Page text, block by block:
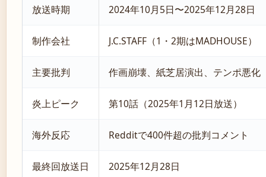
放送時期 2024年10月5日〜2025年12月28日
制作会社 J.C.STAFF（1・2期はMADHOUSE）
主要批判 作画崩壊、紙芝居演出、テンポ悪化
炎上ピーク 第10話（2025年1月12日放送）
海外反応 Redditで400件超の批判コメント
最終回放送日 2025年12月28日